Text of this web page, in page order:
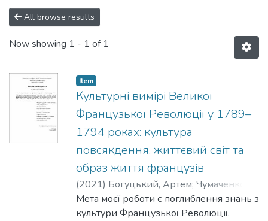
All browse results
Now showing 1 - 1 of 1
Item
Культурні вимірі Великої
Французької Революції у 1789–
1794 роках: культура
повсякдення, життєвий світ та
образ життя французів
(2021) Богуцький, Артем; Чумаченко,
Борис
Мета моєї роботи є поглиблення знань з
культури Французької Революції.